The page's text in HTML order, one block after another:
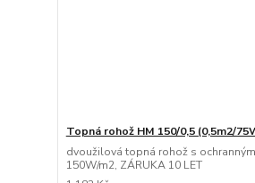
Topná rohož HM 150/0,5 (0,5m2/
dvoužilová topná rohož s
150W/m2, ZÁRUKA 10 LET